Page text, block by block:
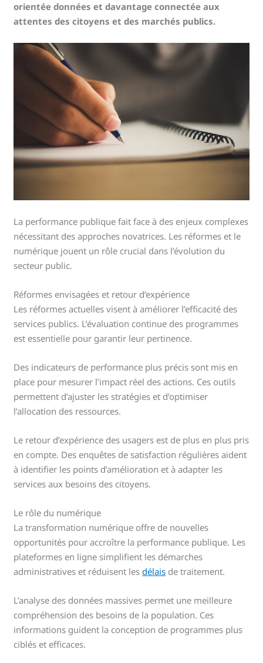
orientée données et davantage connectée aux
attentes des citoyens et des marchés publics.
La performance publique fait face à des enjeux complexes
nécessitant des approches novatrices. Les réformes et le
numérique jouent un rôle crucial dans l’évolution du
secteur public.
Réformes envisagées et retour d’expérience
Les réformes actuelles visent à améliorer l’efficacité des
services publics. L’évaluation continue des programmes
est essentielle pour garantir leur pertinence.
Des indicateurs de performance plus précis sont mis en
place pour mesurer l’impact réel des actions. Ces outils
permettent d’ajuster les stratégies et d’optimiser
l’allocation des ressources.
Le retour d’expérience des usagers est de plus en plus pris
en compte. Des enquêtes de satisfaction régulières aident
à identifier les points d’amélioration et à adapter les
services aux besoins des citoyens.
Le rôle du numérique
La transformation numérique offre de nouvelles
opportunités pour accroître la performance publique. Les
plateformes en ligne simplifient les démarches
administratives et réduisent lesdélais de traitement.
L’analyse des données massives permet une meilleure
compréhension des besoins de la population. Ces
informations guident la conception de programmes plus
ciblés et efficaces.